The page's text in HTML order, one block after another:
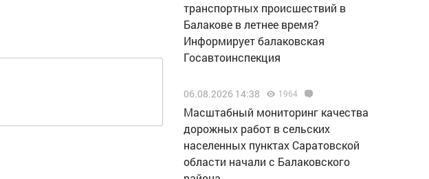
транспортных происшествий в
Балакове в летнее время?
Информирует балаковская
Госавтоинспекция
06.08.2026 14:38 1964
Масштабный мониторинг качества
дорожных работ в сельских
населенных пунктах Саратовской
области начали с Балаковского